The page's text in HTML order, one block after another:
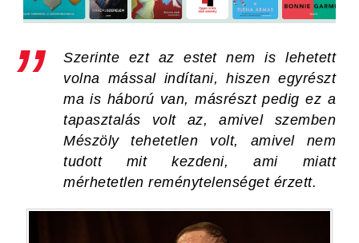
Szerinte ezt az estet nem is lehetett
volna mással indítani, hiszen egyrészt
ma is háború van, másrészt pedig ez a
tapasztalás volt az, amivel szemben
Mészöly tehetetlen volt, amivel nem
tudott mit kezdeni, ami miatt
mérhetetlen reménytelenséget érzett.